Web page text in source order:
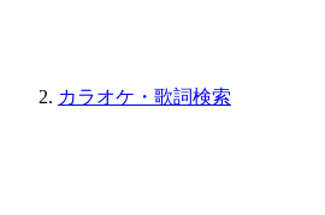
カラオケ・歌詞検索